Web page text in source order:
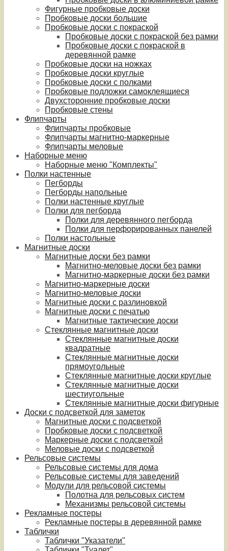
Фигурные пробковые доски
Пробковые доски большие
Пробковые доски с покраской
Пробковые доски с покраской без рамки
Пробковые доски с покраской в
деревянной рамке
Пробковые доски на ножках
Пробковые доски круглые
Пробковые доски с полками
Пробковые подложки самоклеящиеся
Двухсторонние пробковые доски
Пробковые стены
Флипчарты
Флипчарты пробковые
Флипчарты магнитно-маркерные
Флипчарты меловые
Наборные меню
Наборные меню "Комплекты"
Полки настенные
Пегборды
Пегборды напольные
Полки настенные круглые
Полки для пегборда
Полки для деревянного пегборда
Полки для перфорированных панелей
Полки настольные
Магнитные доски
Магнитные доски без рамки
Магнитно-меловые доски без рамки
Магнитно-маркерные доски без рамки
Магнитно-маркерные доски
Магнитно-меловые доски
Магнитные доски с разлиновкой
Магнитные доски с печатью
Магнитные тактические доски
Стеклянные магнитные доски
Стеклянные магнитные доски
квадратные
Стеклянные магнитные доски
прямоугольные
Стеклянные магнитные доски круглые
Стеклянные магнитные доски
шестиугольные
Стеклянные магнитные доски фигурные
Доски с подсветкой для заметок
Магнитные доски с подсветкой
Пробковые доски с подсветкой
Маркерные доски с подсветкой
Меловые доски с подсветкой
Рельсовые системы
Рельсовые системы для дома
Рельсовые системы для заведений
Модули для рельсовой системы
Полотна для рельсовых систем
Механизмы рельсовой системы
Рекламные постеры
Рекламные постеры в деревянной рамке
Таблички
Таблички "Указатели"